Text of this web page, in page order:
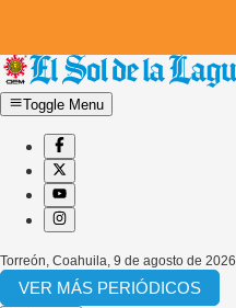
Toggle Menu
Torreón, Coahuila 9 de agosto de 2026
VER MÁS PERIÓDICOS